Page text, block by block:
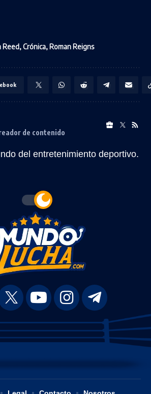
Reed,Crónica,Roman Reigns
de contenido
del entretenimiento deportivo.